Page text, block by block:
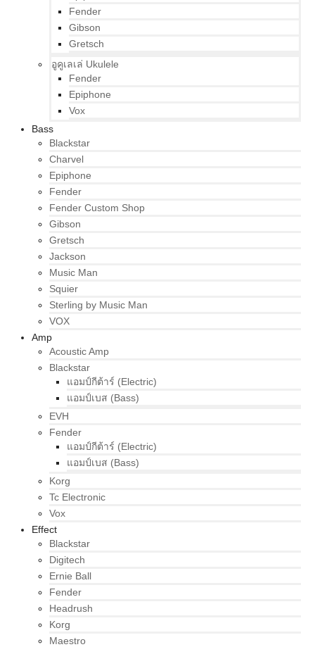
Fender
Gibson
Gretsch
อูคูเลเล่ Ukulele
Fender
Epiphone
Vox
Bass
Blackstar
Charvel
Epiphone
Fender
Fender Custom Shop
Gibson
Gretsch
Jackson
Music Man
Squier
Sterling by Music Man
VOX
Amp
Acoustic Amp
Blackstar
แอมป์กีต้าร์ (Electric)
แอมป์เบส (Bass)
EVH
Fender
แอมป์กีต้าร์ (Electric)
แอมป์เบส (Bass)
Korg
Tc Electronic
Vox
Effect
Blackstar
Digitech
Ernie Ball
Fender
Headrush
Korg
Maestro